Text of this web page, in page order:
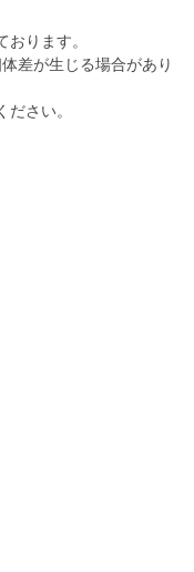
ります。
差が生じる場合があり
ださい。